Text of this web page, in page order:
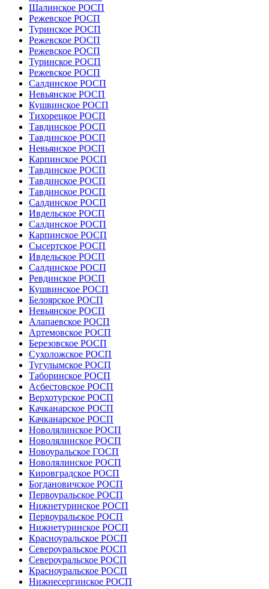
Шалинское РОСП
Режевское РОСП
Туринское РОСП
Режевское РОСП
Режевское РОСП
Туринское РОСП
Режевское РОСП
Салдинское РОСП
Невьянское РОСП
Кушвинское РОСП
Тихорецкое РОСП
Тавдинское РОСП
Тавдинское РОСП
Невьянское РОСП
Карпинское РОСП
Тавдинское РОСП
Тавдинское РОСП
Тавдинское РОСП
Салдинское РОСП
Ивдельское РОСП
Салдинское РОСП
Карпинское РОСП
Сысертское РОСП
Ивдельское РОСП
Салдинское РОСП
Ревдинское РОСП
Кушвинское РОСП
Белоярское РОСП
Невьянское РОСП
Алапаевское РОСП
Артемовское РОСП
Березовское РОСП
Сухоложское РОСП
Тугулымское РОСП
Таборинское РОСП
Асбестовское РОСП
Верхотурское РОСП
Качканарское РОСП
Качканарское РОСП
Новолялинское РОСП
Новолялинское РОСП
Новоуральское ГОСП
Новолялинское РОСП
Кировградское РОСП
Богдановичское РОСП
Первоуральское РОСП
Нижнетуринское РОСП
Первоуральское РОСП
Нижнетуринское РОСП
Красноуральское РОСП
Североуральское РОСП
Североуральское РОСП
Красноуральское РОСП
Нижнесергинское РОСП